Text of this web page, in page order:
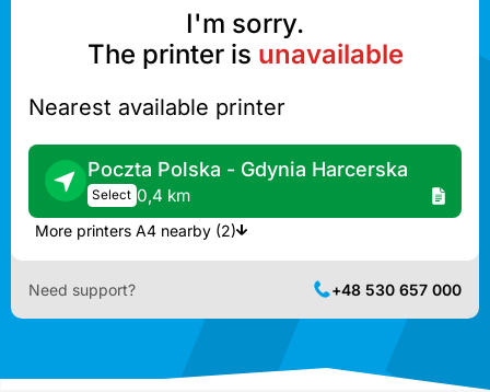
I'm sorry.
The printer is unavailable
Nearest available printer
Poczta Polska - Gdynia Harcerska
Select 0,4 km
More printers A4 nearby (2)
Need support? +48 530 657 000